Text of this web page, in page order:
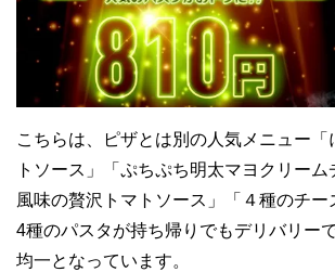
こちらは、ピザとは別の人気メニュー「
トソース」「ぷちぷち明太マヨクリー
風味の贅沢トマトソース」「４種のチ
4種のパスタが持ち帰りでもデリバリー
均一となっています。